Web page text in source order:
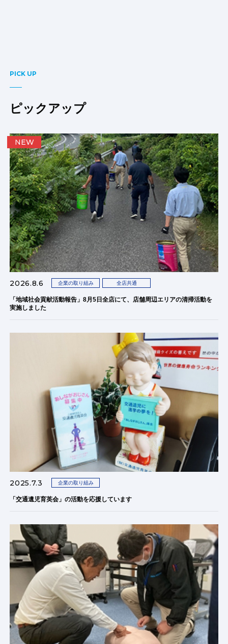
PICK UP
ピックアップ
2026.8.6 企業の取り組み 全店共通
「地域社会貢献活動報告」8月5日全店にて、店舗周辺エリアの清掃活動を
実施しました
NEW
2025.7.3 企業の取り組み
「交通遺児育英会」の活動を応援しています